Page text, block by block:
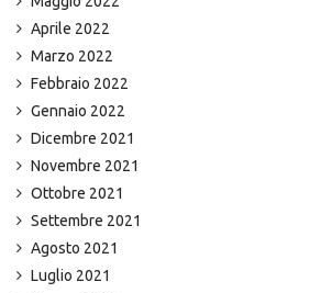
Aprile 2022
Marzo 2022
Febbraio 2022
Gennaio 2022
Dicembre 2021
Novembre 2021
Ottobre 2021
Settembre 2021
Agosto 2021
Luglio 2021